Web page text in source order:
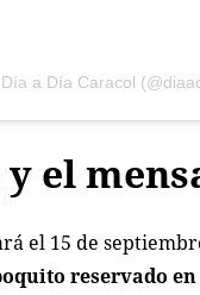
a Día Caracol
el
el 15 de
reservado